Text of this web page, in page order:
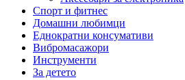
Спорт и фитнес
Домашни любимци
Еднократни консумативи
Вибромасажори
Инструменти
За детето